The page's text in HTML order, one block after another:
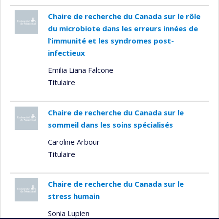
Chaire de recherche du Canada sur le rôle
du microbiote dans les erreurs innées de
l’immunité et les syndromes post-
infectieux
Emilia Liana Falcone
Titulaire
Chaire de recherche du Canada sur le
sommeil dans les soins spécialisés
Caroline Arbour
Titulaire
Chaire de recherche du Canada sur le
stress humain
Sonia Lupien